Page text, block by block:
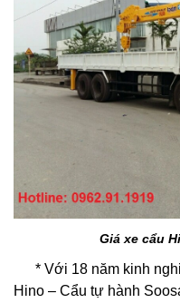
Giá xe cẩu
* Với 18 năm kinh
Hino – Cẩu tự hành